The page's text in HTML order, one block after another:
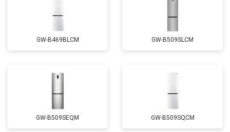
GW-B469BLCM GW-B509SLCM
GW-B509SEQM GW-B509SQCM